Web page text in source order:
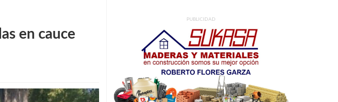
en cauce
PUBLICIDAD